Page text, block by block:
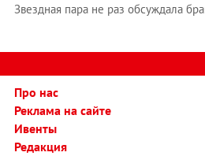
Звездная пара не раз обсуждала
Про нас
Реклама на сайте
Ивенты
Редакция